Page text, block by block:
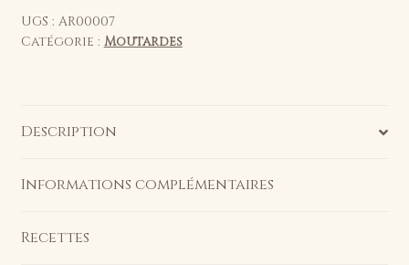
moutarde
noires
UGS : AR00007
Catégorie : Moutardes
Description
Informations complémentaires
Recettes